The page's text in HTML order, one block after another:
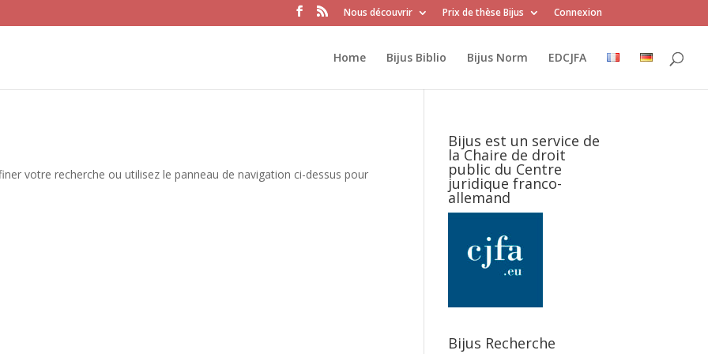
Nous découvrir Prix de thèse Bijus Connexion
Home Bijus Biblio Bijus Norm EDCJFA
votre recherche ou utilisez le panneau de navigation ci-dessus pour
Bijus est un service de
la Chaire de droit
public du Centre
juridique franco-
allemand
Bijus Recherche